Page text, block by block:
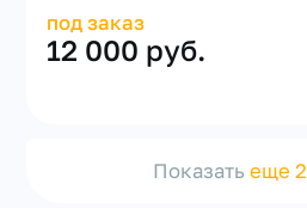
под заказ
12 000 руб.
Показатьеще 2